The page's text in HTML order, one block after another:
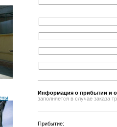
Информация о прибытии и
заполняется в случае заказа
Прибытие: